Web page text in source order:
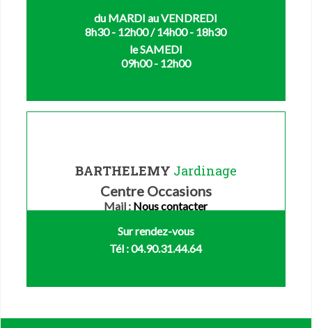
du MARDI au VENDREDI
8h30 - 12h00 / 14h00 - 18h30
le SAMEDI
09h00 - 12h00
BARTHELEMY Jardinage
Centre Occasions
Mail : Nous contacter
Sur rendez-vous
Tél : 04.90.31.44.64